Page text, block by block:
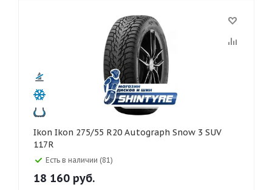
Ikon Ikon 275/55 R20 Autograph Snow 3 SUV
117R
Есть в наличии (81)
18 160 руб.